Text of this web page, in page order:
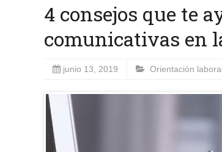
4 consejos que te
comunicativas en
junio 13, 2019 Orientación laboral